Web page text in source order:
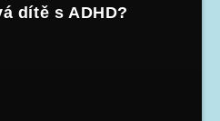
dítě s ADHD?